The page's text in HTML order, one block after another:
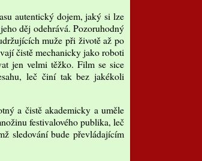
autentický dojem, jaký si lze
děj odehrává. Pozoruhodný
muže při životě až po
čistě mechanicky jako roboti
jen velmi těžko. Film se sice
leč činí tak bez jakékoli
a čistě akademicky a uměle
festivalového publika, leč
sledování bude převládajícím